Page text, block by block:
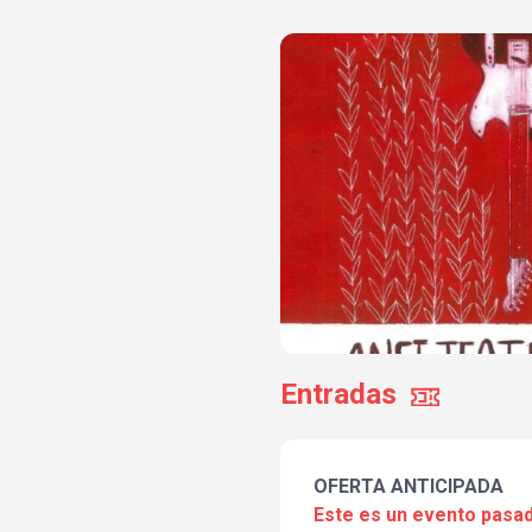
Entradas
OFERTA ANTICIPADA
Este es un evento